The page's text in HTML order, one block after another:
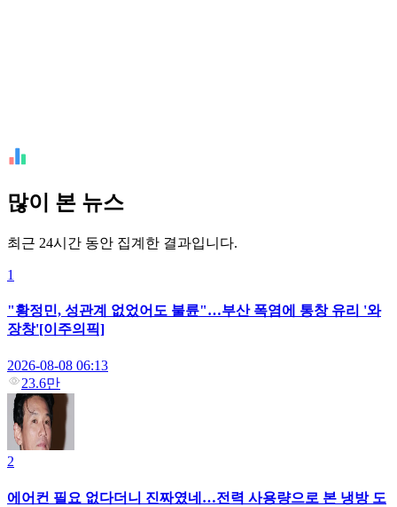
많이 본 뉴스
최근 24시간 동안 집계한 결과입니다.
1
"황정민, 성관계 없었어도 불륜"…부산 폭염에 통창 유리 '와
장창'[이주의픽]
2026-08-08 06:13
23.6만
2
에어컨 필요 없다더니 진짜였네…전력 사용량으로 본 냉방 도